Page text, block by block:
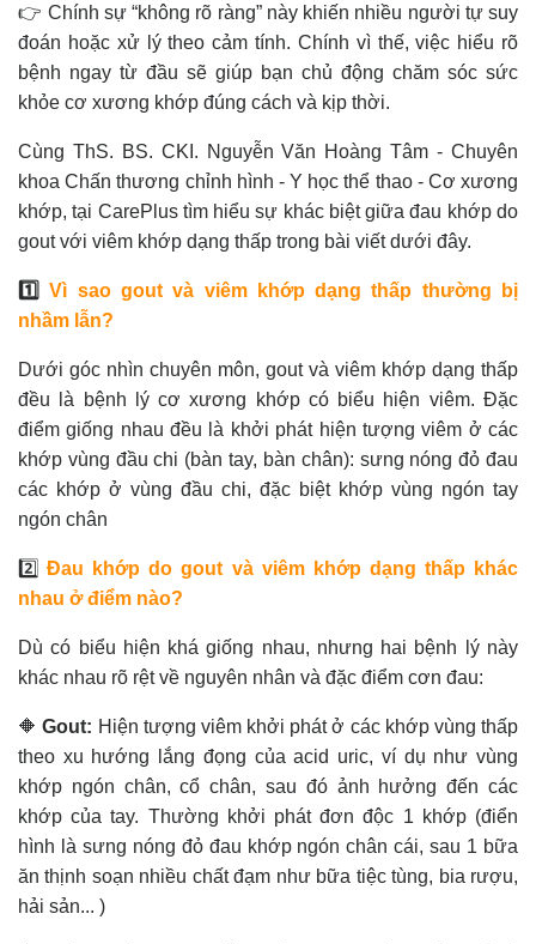
👉 Chính sự “không rõ ràng” này khiến nhiều người tự suy
đoán hoặc xử lý theo cảm tính. Chính vì thế, việc hiểu rõ
bệnh ngay từ đầu sẽ giúp bạn chủ động chăm sóc sức
khỏe cơ xương khớp đúng cách và kịp thời.
Cùng ThS. BS. CKI. Nguyễn Văn Hoàng Tâm - Chuyên
khoa Chấn thương chỉnh hình - Y học thể thao - Cơ xương
khớp, tại CarePlus tìm hiểu sự khác biệt giữa đau khớp do
gout với viêm khớp dạng thấp trong bài viết dưới đây.
1️⃣Vì sao gout và viêm khớp dạng thấp thường bị
nhầm lẫn?
Dưới góc nhìn chuyên môn, gout và viêm khớp dạng thấp
đều là bệnh lý cơ xương khớp có biểu hiện viêm. Đặc
điểm giống nhau đều là khởi phát hiện tượng viêm ở các
khớp vùng đầu chi (bàn tay, bàn chân): sưng nóng đỏ đau
các khớp ở vùng đầu chi, đặc biệt khớp vùng ngón tay
ngón chân
2️⃣ Đau khớp do gout và viêm khớp dạng thấp khác
nhau ở điểm nào?
Dù có biểu hiện khá giống nhau, nhưng hai bệnh lý này
khác nhau rõ rệt về nguyên nhân và đặc điểm cơn đau:
🔶Gout: Hiện tượng viêm khởi phát ở các khớp vùng thấp
theo xu hướng lắng đọng của acid uric, ví dụ như vùng
khớp ngón chân, cổ chân, sau đó ảnh hưởng đến các
khớp của tay. Thường khởi phát đơn độc 1 khớp (điển
hình là sưng nóng đỏ đau khớp ngón chân cái, sau 1 bữa
ăn thịnh soạn nhiều chất đạm như bữa tiệc tùng, bia rượu,
hải sản... )